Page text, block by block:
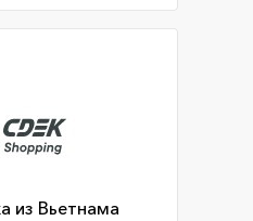
из Вьетнама